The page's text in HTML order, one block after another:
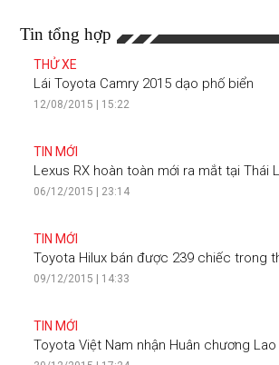
Tin tổng hợp
THỬ XE
Lái Toyota Camry 2015 dạo phố biển
12/08/2015 | 15:22
TIN MỚI
Lexus RX hoàn toàn mới ra mắt tại Thái
06/12/2015 | 23:14
TIN MỚI
Toyota Hilux bán được 239 chiếc trong
09/12/2015 | 14:33
TIN MỚI
Toyota Việt Nam nhận Huân chương